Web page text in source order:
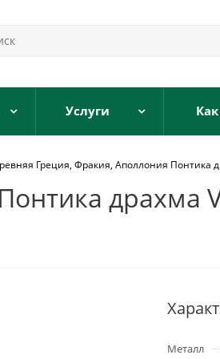
Услуги
Греция, Фракия, Аполлония Понтика
драхма
Металл